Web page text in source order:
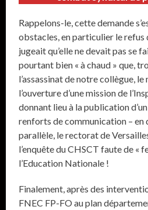
Rappelons-le, cette demande
obstacles, en particulier le refus
jugeait qu’elle ne devait pas se
pourtant bien « à chaud » que,
l’assassinat de notre collègue,
l’ouverture d’une mission de
donnant lieu à la publication
renforts de communication – en
parallèle, le rectorat de
l’enquête du CHSCT faute de «
l’Education Nationale !
Finalement, après des
FNEC FP-FO au plan